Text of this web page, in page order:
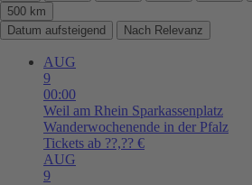
500 km
Datum aufsteigend
Nach Relevanz
AUG
9
00:00
Weil am Rhein Sparkassenplatz
Wanderwochenende in der Pfalz
Tickets ab ??,?? €
AUG
9